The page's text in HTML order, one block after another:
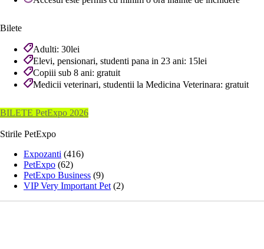
Bilete
Adulti: 30lei
Elevi, pensionari, studenti pana in 23 ani: 15lei
Copiii sub 8 ani: gratuit
Medicii veterinari, studentii la Medicina Veterinara: gratuit
BILETE PetExpo 2026
Stirile PetExpo
Expozanti (416)
PetExpo (62)
PetExpo Business (9)
VIP Very Important Pet (2)